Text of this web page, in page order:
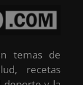
temas de
recetas